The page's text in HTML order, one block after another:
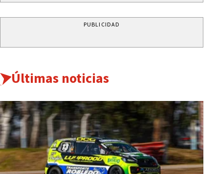
PUBLICIDAD
Últimas noticias